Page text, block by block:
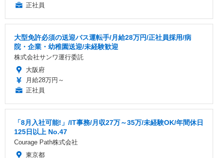
正社員
大型免許必須の送迎バス運転手/月給28万円/正社員採用/病
院・企業・幼稚園送迎/未経験歓迎
株式会社サンワ運行委託
大阪府
月給28万円～
正社員
「8月入社可能!」/IT事務/月収27万～35万/未経験OK/年間休日
125日以上 No.47
Courage Path株式会社
東京都